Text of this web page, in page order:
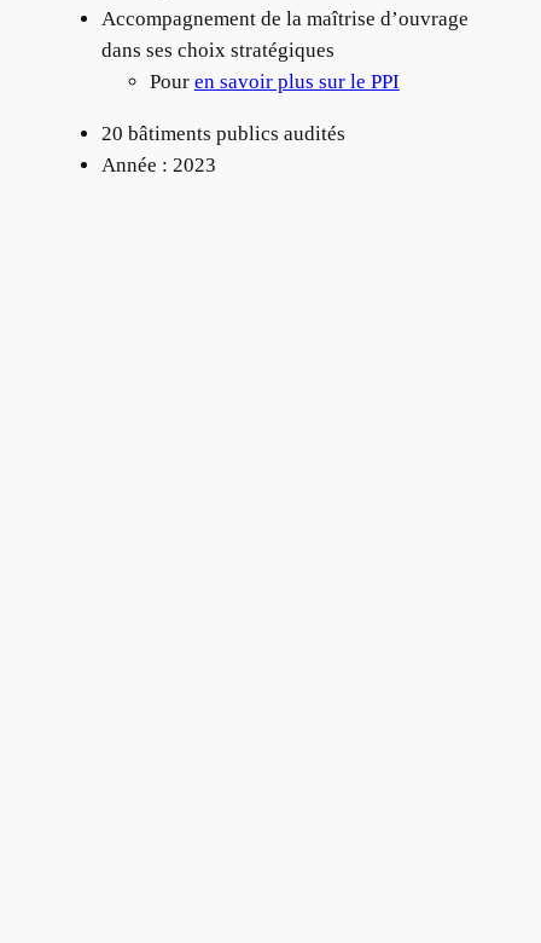
Accompagnement de la maîtrise d’ouvrage
dans ses choix stratégiques
Pour en savoir plus sur le PPI
20 bâtiments publics audités
Année : 2023